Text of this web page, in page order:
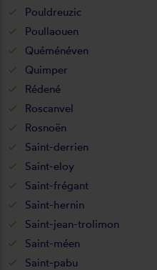
Pouldreuzic
Poullaouen
Quéménéven
Quimper
Rédené
Roscanvel
Rosnoën
Saint-derrien
Saint-eloy
Saint-frégant
Saint-hernin
Saint-jean-trolimon
Saint-méen
Saint-pabu